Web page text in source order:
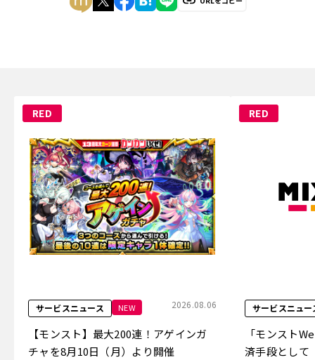
RED
サービスニュース NEW 2026.08.06
【モンスト】最大200連！アゲインガ
チャを8月10日（月）より開催
RED
サービスニュー
「モンスト
済手段として